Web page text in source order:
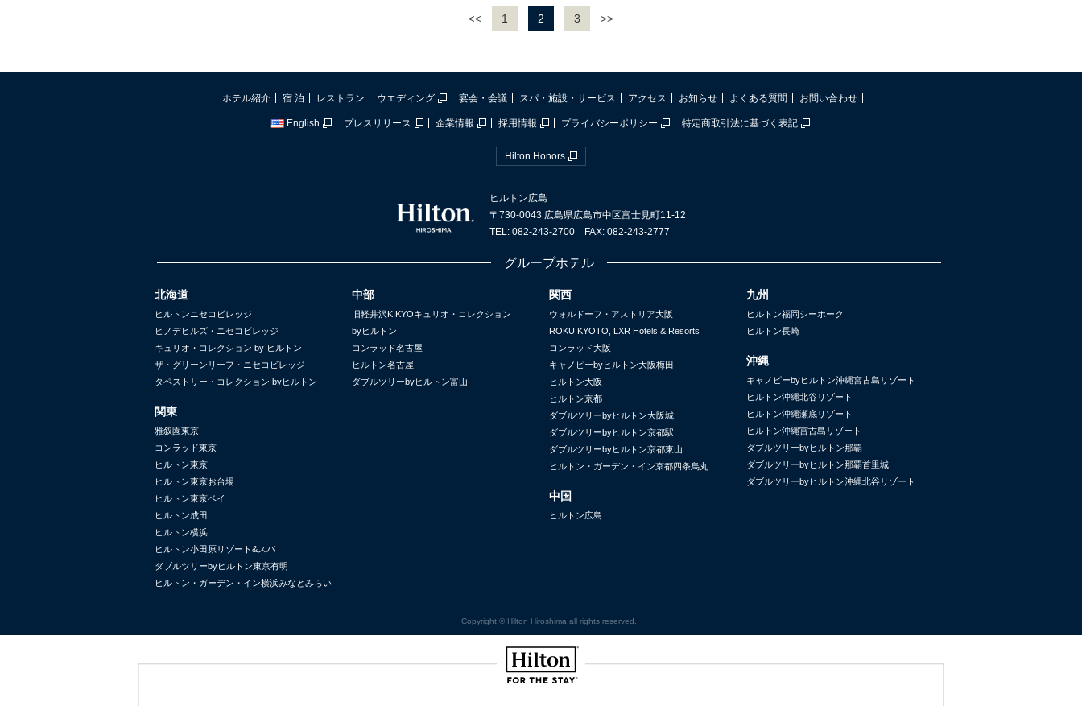
<< 1 2 3 >>
ホテル紹介 宿 泊 レストラン ウエディング 宴会・会議 スパ・施設・サービス アクセス お知らせ よくある質問 お問い合わせ
English プレスリリース 企業情報 採用情報 プライバシーポリシー 特定商取引法に基づく表記
Hilton Honors
ヒルトン広島
〒730-0043 広島県広島市中区富士見町11-12
TEL: 082-243-2700 FAX: 082-243-2777
グループホテル
北海道
ヒルトンニセコビレッジ
ヒノデヒルズ・ニセコビレッジ
キュリオ・コレクション by ヒルトン
ザ・グリーンリーフ・ニセコビレッジ
タペストリー・コレクション byヒルトン
関東
雅叙園東京
コンラッド東京
ヒルトン東京
ヒルトン東京お台場
ヒルトン東京ベイ
ヒルトン成田
ヒルトン横浜
ヒルトン小田原リゾート&スパ
ダブルツリーbyヒルトン東京有明
ヒルトン・ガーデン・イン横浜みなとみらい
中部
旧軽井沢KIKYOキュリオ・コレクション
byヒルトン
コンラッド名古屋
ヒルトン名古屋
ダブルツリーbyヒルトン富山
関西
ウォルドーフ・アストリア大阪
ROKU KYOTO, LXR Hotels & Resorts
コンラッド大阪
キャノピーbyヒルトン大阪梅田
ヒルトン大阪
ヒルトン京都
ダブルツリーbyヒルトン大阪城
ダブルツリーbyヒルトン京都駅
ダブルツリーbyヒルトン京都東山
ヒルトン・ガーデン・イン京都四条烏丸
中国
ヒルトン広島
九州
ヒルトン福岡シーホーク
ヒルトン長崎
沖縄
キャノピーbyヒルトン沖縄宮古島リゾート
ヒルトン沖縄北谷リゾート
ヒルトン沖縄瀬底リゾート
ヒルトン沖縄宮古島リゾート
ダブルツリーbyヒルトン那覇
ダブルツリーbyヒルトン那覇首里城
ダブルツリーbyヒルトン沖縄北谷リゾート
Copyright © Hilton Hiroshima all rights reserved.
Hilton